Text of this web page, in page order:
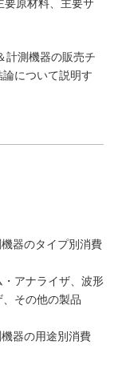
要原材料、主要サ
計測機器の販売チ
について説明す
器のタイプ別消費
アナライザ、波形
その他の製品
器の用途別消費